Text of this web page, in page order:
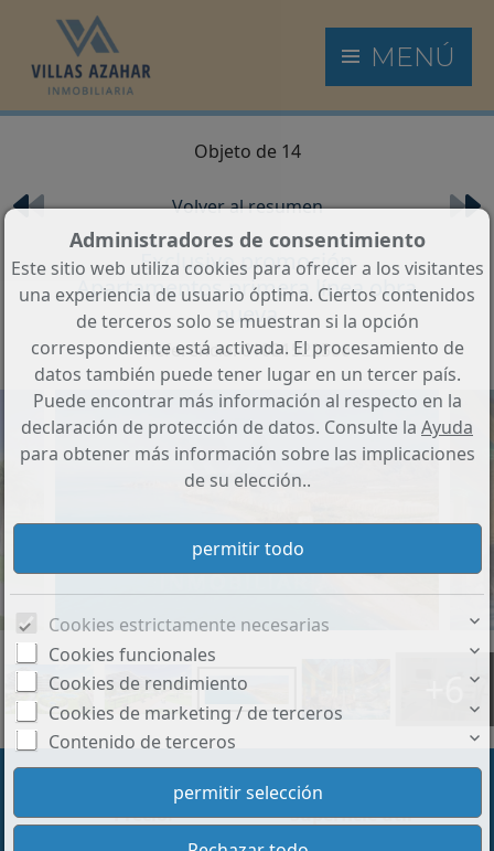
MENÚ
Objeto de 14
Volver al resumen
Exclusivo promoción
Apartamentos primera línea obra
nueva
Referencia: 01021522506
Precio:
Superficie útil
Administradores de consentimiento
Este sitio web utiliza cookies para ofrecer a los visitantes
una experiencia de usuario óptima. Ciertos contenidos
de terceros solo se muestran si la opción
correspondiente está activada. El procesamiento de
datos también puede tener lugar en un tercer país.
Puede encontrar más información al respecto en la
declaración de protección de datos. Consulte la Ayuda
para obtener más información sobre las implicaciones
de su elección..
Cookies estrictamente necesarias
Cookies funcionales
Cookies de rendimiento
Cookies de marketing / de terceros
Contenido de terceros